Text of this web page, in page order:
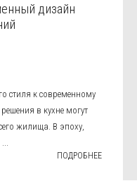
дизайн
стиля к современному
в кухне могут
жилища. В эпоху,
ПОДРОБНЕЕ